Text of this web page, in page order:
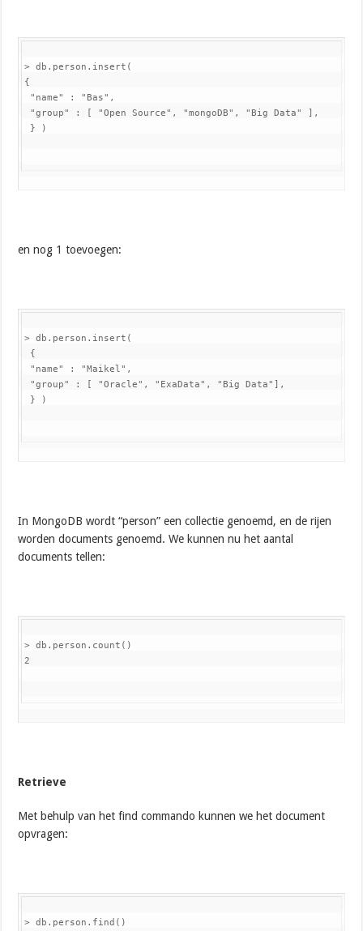
> db.person.insert(
{
"name" : "Bas",
"group" : [ "Open Source", "mongoDB", "Big Data" ],
} )
en nog 1 toevoegen:
> db.person.insert(
{
"name" : "Maikel",
"group" : [ "Oracle", "ExaData", "Big Data"],
} )
In MongoDB wordt “person” een collectie genoemd, en de rijen
worden documents genoemd. We kunnen nu het aantal
documents tellen:
> db.person.count()
2
Retrieve
Met behulp van het find commando kunnen we het document
opvragen:
> db.person.find()